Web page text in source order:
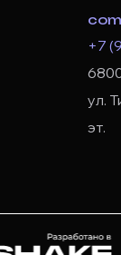
+7
ул.
эт.